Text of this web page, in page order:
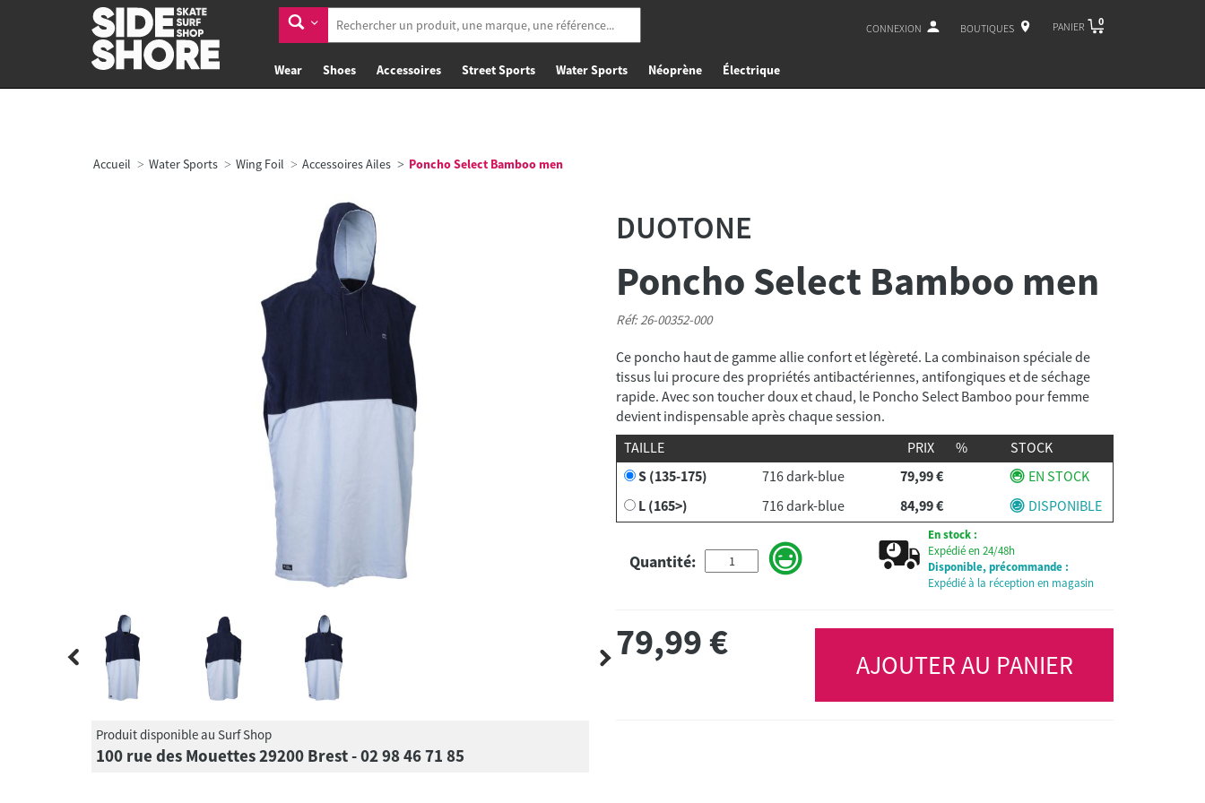
CONNEXION BOUTIQUES PANIER 0
Wear Shoes Accessoires Street Sports Water Sports Néoprène Électrique
Accueil Water Sports Wing Foil Accessoires Ailes Poncho Select Bamboo men
Produit disponible au Surf Shop
100 rue des Mouettes 29200 Brest - 02 98 46 71 85
DUOTONE
Poncho Select Bamboo men
Réf: 26-00352-000
Ce poncho haut de gamme allie confort et légèreté. La combinaison spéciale de
tissus lui procure des propriétés antibactériennes, antifongiques et de séchage
rapide. Avec son toucher doux et chaud, le Poncho Select Bamboo pour femme
devient indispensable après chaque session.
TAILLE
PRIX %
STOCK
S (135-175)
716 dark-blue 79,99 €
EN STOCK
L (165>)
716 dark-blue 84,99 € DISPONIBLE
Quantité:
En stock :
Expédié en 24/48h
Disponible, précommande :
Expédié à la réception en magasin
79,99€
AJOUTER AU PANIER